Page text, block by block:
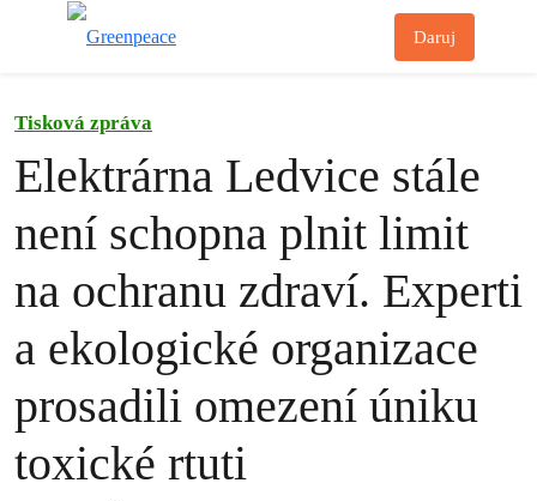
Daruj
Tisková zpráva
Elektrárna Ledvice stále
není schopna plnit limit
na ochranu zdraví. Experti
a ekologické organizace
prosadili omezení úniku
toxické rtuti